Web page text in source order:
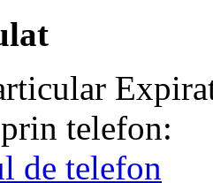
telefon:
de telefon